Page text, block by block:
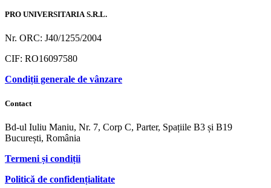
PRO UNIVERSITARIA S.R.L.
Nr. ORC: J40/1255/2004
CIF: RO16097580
Condiții generale de vânzare
Contact
Bd-ul Iuliu Maniu, Nr. 7, Corp C, Parter, Spațiile B3 și B19
București, România
Termeni și condiții
Politică de confidențialitate